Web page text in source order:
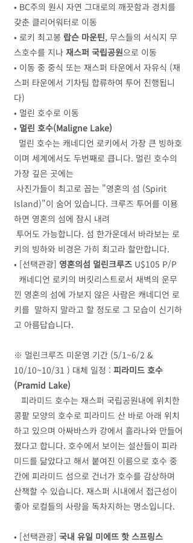
• BC주의 원시 자연 그대로의 깨끗함과 경치를
갖춘 클리어워터로 이동
• 로키 최고봉 랍슨 마운틴, 무스들의 서식지 무
스호수를 지나 재스퍼 국립공원으로 이동
• 이동 중 중식 또는 재스퍼 타운에서 자유식 (재
스퍼 타운에서 기차팀 합류하여 투어 진행됩니
다)
• 멀린 호수로 이동
• 멀린 호수(Maligne Lake)
멀린 호수는 캐네디언 로키에서 가장 큰 빙하호
이며 세계에서도 두번째로 큽니다. 멀린 호수의
가장 깊은 곳에는
사진가들이 최고로 꼽는 "영혼의 섬 (Spirit
Island)"이 숨어 있습니다. 크루즈 투어를 이용
하면 영혼의 섬에 잠시 내려
투어도 가능합니다. 섬 한가운데서 바라보는 로
키의 빙하와 비경은 가히 최고라 할만합니다.
• [선택관광] 영혼의섬 멀린크루즈U$105 P/P
캐네디언 로키의 버킷리스트로서 새벽의 운무
낀 영혼의 섬에 가보지 않은 사람은 캐네디언 로
키를 말하지 말라고 할 정도로 그 모습이 신기하
고 아름답습니다.
※ 멀린크루즈 미운영 기간 (5/1~6/2 &
10/10~10/31 ) 대체 일정 : 피라미드 호수
(Pramid Lake)
피라미드 호수는 재스퍼 국립공원내에 위치한
콩팥 모양의 호수로 피라미드 산 바로 아래 위치
하고 있으며 아싸바스카 강에서 흘라나와 만들어
졌다고 합니다. 호수에서 보이는 설산들이 피라
미드를 닮았다고 해서 붙여진 이름으로 호수 중
간에 피라미드 섬으로 건너가 호수를 감상하며
산책할 수 있습니다. 재스퍼 시내에서 접근성이
좋아 로컬들의 사랑을 독차지하는 명소입니다.
• [선택관광] 국내 유일 미에뜨 핫 스프링스